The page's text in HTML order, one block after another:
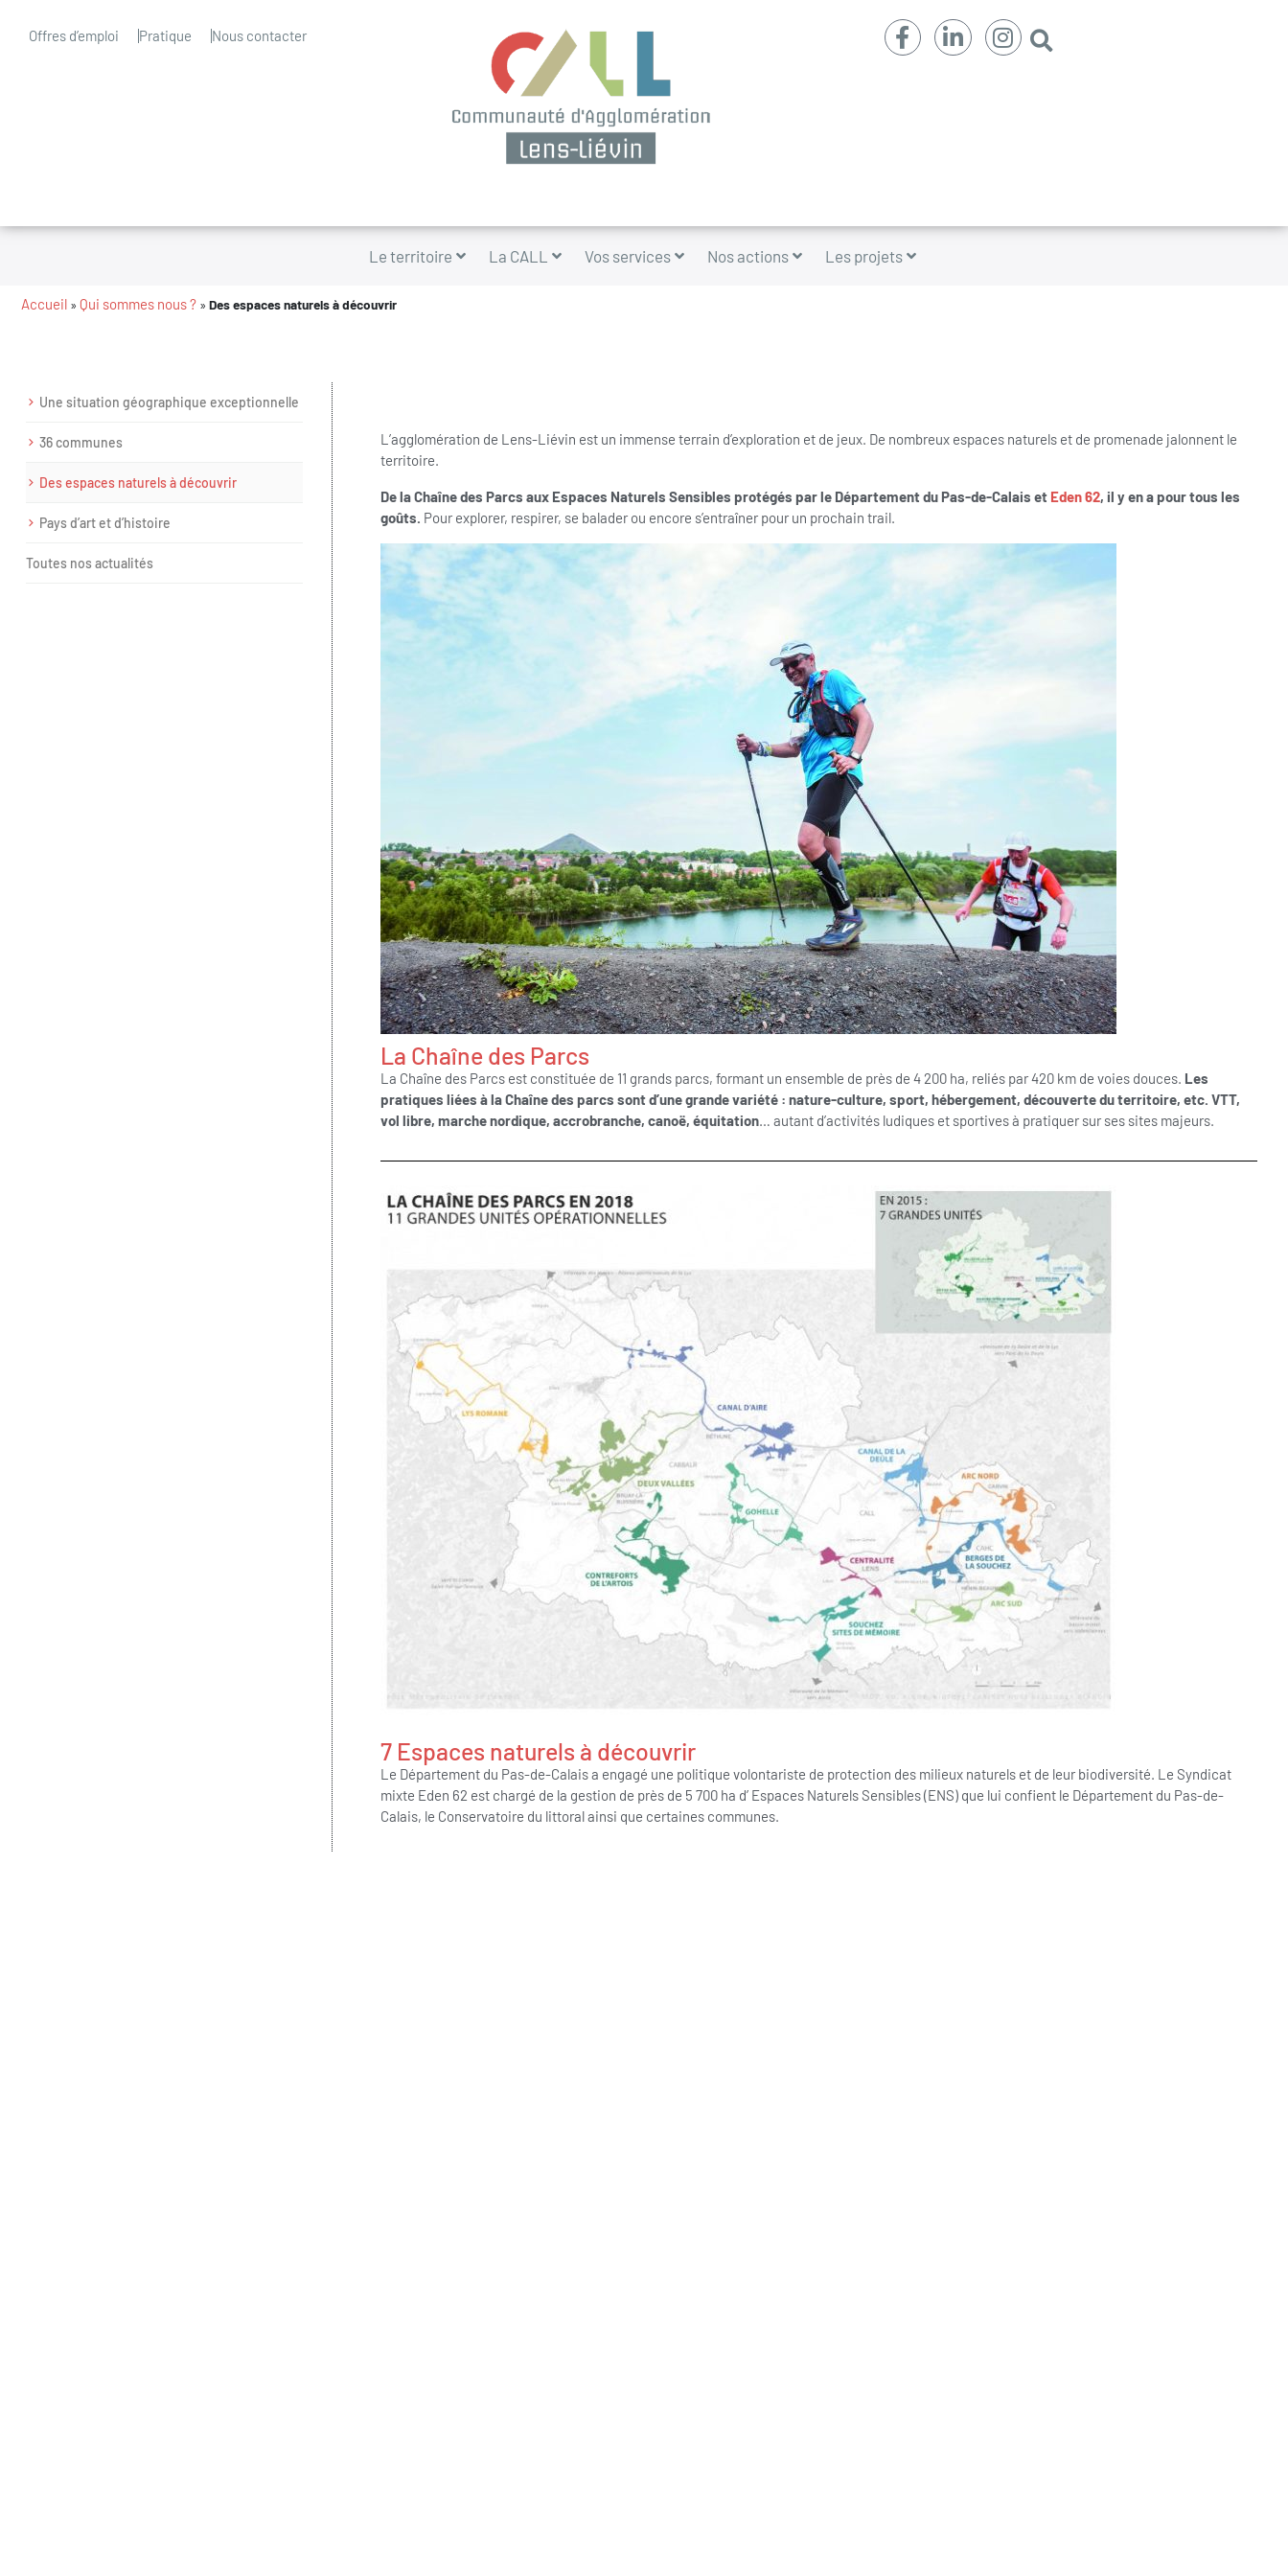
Offres d’emploi Pratique Nous contacter
Le territoire La CALL Vos services Nos actions Les projets
Accueil » Qui sommes nous ? » Des espaces naturels à découvrir
Une situation géographique exceptionnelle
36 communes
Des espaces naturels à découvrir
Pays d’art et d’histoire
Toutes nos actualités
L’agglomération de Lens-Liévin est un immense terrain d’exploration et de jeux. De nombreux espaces naturels et de promenade jalonnent le
territoire.
De la Chaîne des Parcs aux Espaces Naturels Sensibles protégés par le Département du Pas-de-Calais et Eden 62, il y en a pour tous les
goûts. Pour explorer, respirer, se balader ou encore s’entraîner pour un prochain trail.
La Chaîne des Parcs
La Chaîne des Parcs est constituée de 11 grands parcs, formant un ensemble de près de 4 200 ha, reliés par 420 km de voies douces. Les
pratiques liées à la Chaîne des parcs sont d’une grande variété : nature-culture, sport, hébergement, découverte du territoire, etc. VTT,
vol libre, marche nordique, accrobranche, canoë, équitation… autant d’activités ludiques et sportives à pratiquer sur ses sites majeurs.
7 Espaces naturels à découvrir
Le Département du Pas-de-Calais a engagé une politique volontariste de protection des milieux naturels et de leur biodiversité. Le Syndicat
mixte Eden 62 est chargé de la gestion de près de 5 700 ha d’ Espaces Naturels Sensibles (ENS) que lui confient le Département du Pas-de-
Calais, le Conservatoire du littoral ainsi que certaines communes.